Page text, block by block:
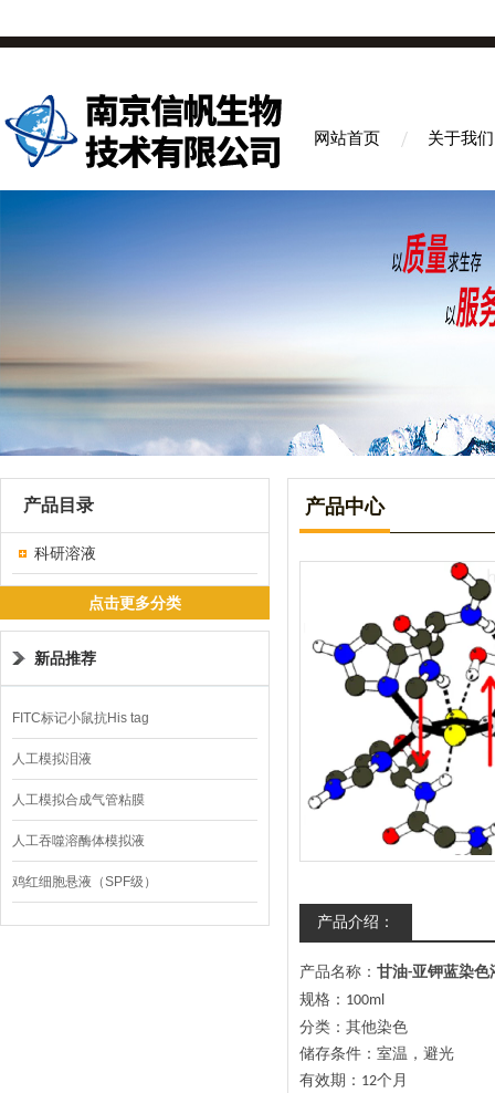
网站首页 关于我们
产品目录
科研溶液
点击更多分类
新品推荐
FITC标记小鼠抗His tag
人工模拟泪液
人工模拟合成气管粘膜
人工吞噬溶酶体模拟液
鸡红细胞悬液（SPF级）
产品中心
产品介绍：
产品名称： 甘油-亚钾蓝染色
规格： 100ml
分类：其他染色
储存条件：室温，避光
有效期： 12个月